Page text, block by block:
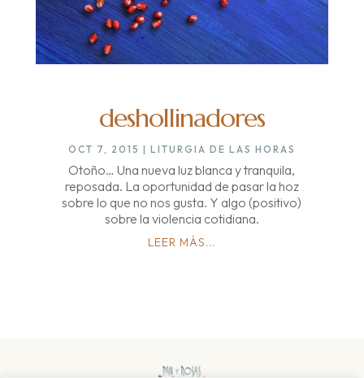
deshollinadores
OCT 7, 2015 | LITURGIA DE LAS HORAS
Otoño… Una nueva luz blanca y tranquila,
reposada. La oportunidad de pasar la hoz
sobre lo que no nos gusta. Y algo (positivo)
sobre la violencia cotidiana.
LEER MÁS...